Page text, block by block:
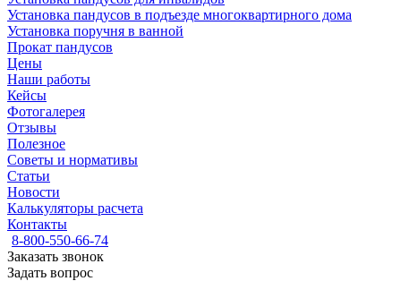
Установка пандусов в подъезде многоквартирного дома
Установка поручня в ванной
Прокат пандусов
Цены
Наши работы
Кейсы
Фотогалерея
Отзывы
Полезное
Советы и нормативы
Статьи
Новости
Калькуляторы расчета
Контакты
8-800-550-66-74
Заказать звонок
Задать вопрос